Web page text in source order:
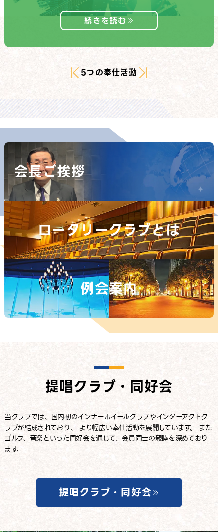
5つの奉仕活動
続きを読む
会長ご挨拶
ロータリークラブとは
例会案内
提唱クラブ・同好会
当クラブでは、国内初のインナーホイールクラブやインターアクトク
ラブが結成されており、 より幅広い奉仕活動を展開しています。
また
ゴルフ、音楽といった同好会を通じて、会員同士の親睦を深めており
ます。
提唱クラブ・同好会